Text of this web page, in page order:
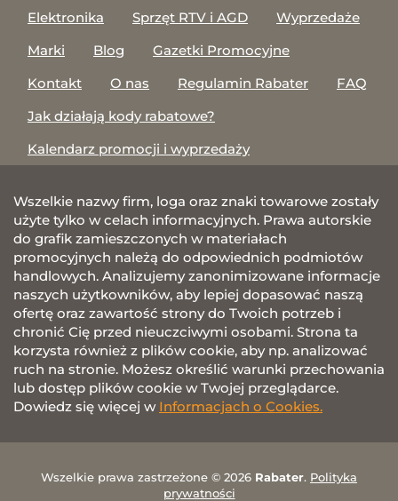
Elektronika
Sprzęt RTV i AGD
Wyprzedaże
Marki
Blog
Gazetki Promocyjne
Kontakt
O nas Regulamin Rabater
FAQ
Jak działają kody rabatowe?
Kalendarz promocji i wyprzedaży
Wszelkie nazwy firm, loga oraz znaki towarowe zostały
użyte tylko w celach informacyjnych. Prawa autorskie
do grafik zamieszczonych w materiałach
promocyjnych należą do odpowiednich podmiotów
handlowych. Analizujemy zanonimizowane informacje
naszych użytkowników, aby lepiej dopasować naszą
ofertę oraz zawartość strony do Twoich potrzeb i
chronić Cię przed nieuczciwymi osobami. Strona ta
korzysta również z plików cookie, aby np. analizować
ruch na stronie. Możesz określić warunki przechowania
lub dostęp plików cookie w Twojej przeglądarce.
Dowiedz się więcej w Informacjach o Cookies.
Wszelkie prawa zastrzeżone © 2026 Rabater. Polityka
prywatności